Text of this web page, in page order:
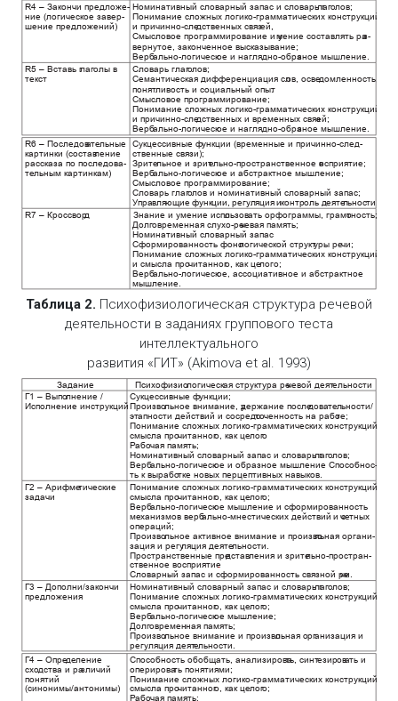
R4 – Закончи предложе-
ние (логическое завер-
шение предложений)
Номинативный словарный запас и словарь глаголов;
Понимание сложных логико-грамматических конструкций
и причинно-следственных связей,
Смысловое программирование и умение составлять раз-
вернутое, законченное высказывание;
Вербально-логическое и наглядно-образное мышление.
R5 – Вставь глаголы в
текст
Словарь глаголов;
Семантическая дифференциация слов, осведомленность,
понятливость и социальный опыт
.
Смысловое программирование;
Понимание сложных логико-грамматических конструкций
и причинно-следственных и временных связей;
Вербально-логическое и наглядно-образное мышление.
R6 – Последовательные
картинки (составление
рассказа по последова-
тельным картинкам)
Сукцессивные функции (временные и причинно-след-
ственные связи);
Зрительное и зрительно-пространственное восприятие;
Вербально-логическое и абстрактное мышление;
Смысловое программирование;
Словарь глаголов и номинативный словарный запас;
Управляющие функции, регуляция иконтроль деятельности.
R7 – Кроссворд Знание и умение использовать орфограммы, грамотность;
Долговременная слухо-речевая память;
Номинативный словарный запас
Сформированность фонологической структуры речи;
Понимание сложных логико-грамматических конструкций
и смысла прочитанного, как целого;
Вербально-логическое, ассоциативное и абстрактное
мышление.
Таблица 2. Психофизиологическая структура речевой
деятельности в заданиях группового теста
интеллектуального
развития «ГИТ» (Akimova et al. 1993)
Задание Психофизиологическая структура речевой деяте льности
Г1 – Выполнение /
Исполнение инструкций
Сукцессивные функции;
Произвольное внимание, удержание последовательности/
этапности действий и сосредоточенность на работе;
Понимание сложных логико-грамматических конструкций и
смысла прочитанного, как целого
Рабочая память;
Номинативный словарный запас и словарь глаголов;
Вербально-логическое и образное мышление Способнос-
ть к выработке новых перцептивных навыков.
Г2 – Арифметические
задачи
Понимание сложных логико-грамматических конструкций и
смысла прочитанного, как целого;
Вербально-логическое мышление и сформированность
механизмов вербально-мнестических действий и счетных
операций;
Произвольное активное внимание и произвольная органи-
зация и регуляция деятельности.
Пространственные представления и зрительно-простран-
ственное восприятие.
Словарный запас и сформированность связной ре
чи.
Г3 – Дополни/закончи
предложения
Номинативный словарный запас и словарь глаголов;
Понимание сложных логико-грамматических конструкций и
смысла прочитанного, как целого;
Вербально-логическое мышление;
Долговременная память;
Произвольное внимание и произвольная организация и
регуляция деятельности.
Г4 – Определение
сходства и различий
понятий
(синонимы/антонимы)
Способность обобщать, анализировать, синтезировать и
оперировать понятиями;
Понимание сложных логико-грамматических конструкций и
смысла прочитанного, как целого;
Рабочая память;